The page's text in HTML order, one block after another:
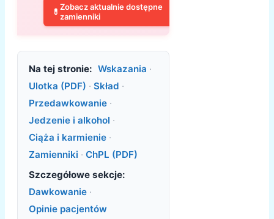
💊 Zobacz aktualnie dostępne
zamienniki
Na tej stronie: Wskazania ·
Ulotka (PDF) · Skład ·
Przedawkowanie ·
Jedzenie i alkohol ·
Ciąża i karmienie ·
Zamienniki · ChPL (PDF)
Szczegółowe sekcje:
Dawkowanie ·
Opinie pacjentów